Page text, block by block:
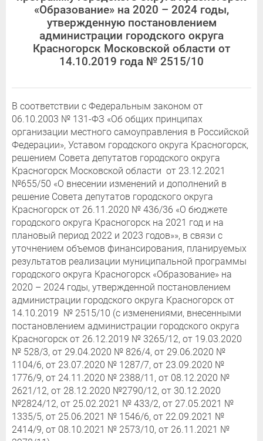
«Образование» на 2020 – 2024 годы,
утвержденную постановлением
администрации городского округа
Красногорск Московской области от
14.10.2019 года № 2515/10
В соответствии с Федеральным законом от
06.10.2003 № 131-ФЗ «Об общих принципах
организации местного самоуправления в Российской
Федерации», Уставом городского округа Красногорск,
решением Совета депутатов городского округа
Красногорск Московской области от 23.12.2021
№655/50 «О внесении изменений и дополнений в
решение Совета депутатов городского округа
Красногорск от 26.11.2020 № 436/36 «О бюджете
городского округа Красногорск на 2021 год и на
плановый период 2022 и 2023 годов»», в связи с
уточнением объемов финансирования, планируемых
результатов реализации муниципальной программы
городского округа Красногорск «Образование» на
2020 – 2024 годы, утвержденной постановлением
администрации городского округа Красногорск от
14.10.2019 № 2515/10 (с изменениями, внесенными
постановлением администрации городского округа
Красногорск от 26.12.2019 № 3265/12, от 19.03.2020
№ 528/3, от 29.04.2020 № 826/4, от 29.06.2020 №
1104/6, от 23.07.2020 № 1287/7, от 23.09.2020 №
1776/9, от 24.11.2020 № 2388/11, от 08.12.2020 №
2621/12, от 28.12.2020 №2790/12, от 30.12.2020
№2824/12, от 25.02.2021 № 433/2, от 27.05.2021 №
1335/5, от 25.06.2021 № 1546/6, от 22.09.2021 №
2414/9, от 08.10.2021 № 2573/10, от 26.11.2021 №